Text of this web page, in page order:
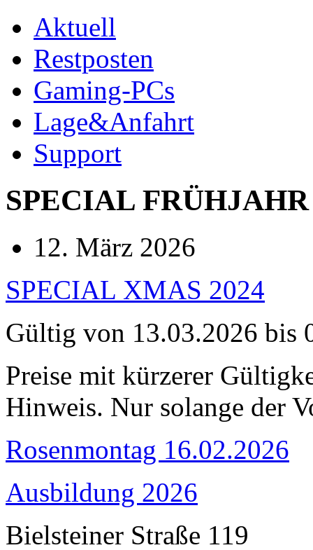
Aktuell
Restposten
Gaming-PCs
Lage&Anfahrt
Support
SPECIAL FRÜHJAHR
12. März 2026
SPECIAL XMAS 2024
Gültig von 13.03.2026 bis
Preise mit kürzerer
Hinweis. Nur solange der
Rosenmontag 16.02.2026
Ausbildung 2026
Bielsteiner Straße 119